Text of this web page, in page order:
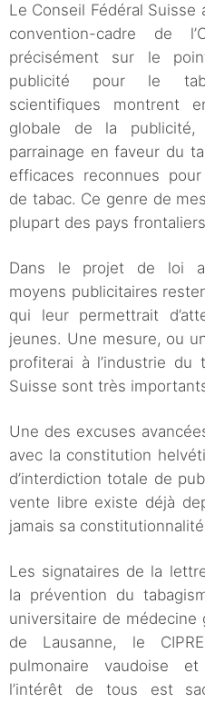
Le Conseil Fédéral
convention-cadre de
précisément sur le
publicité pour le
scientifiques montrent
globale de la
parrainage en faveur du
efficaces reconnues
de tabac. Ce genre de
plupart des pays
Dans le projet de loi
moyens publicitaires
qui leur permettrait
jeunes. Une mesure, ou
profiterai à l’industrie
Suisse sont très
Une des excuses
avec la constitution
d’interdiction totale de
vente libre existe déjà
jamais sa
Les signataires de la
la prévention du
universitaire de
de Lausanne, le
pulmonaire vaudoise
l’intérêt de tous est